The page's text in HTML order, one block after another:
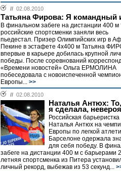
// 02.08.2010
Татьяна Фирова: Я командный
В финальном забеге на дистанции 400 м
российские спортсменки заняли весь
пьедестал. Призер Олимпийских игр в
Пекине в эстафете 4х400 м Татьяна
впервые в карьере добилась крупной
победы. После соревнований
«Времени новостей» Ольга ЕРМОЛИНА
побеседовала с новоиспеченной
Европы... >>
// 02.08.2010
Наталья Антюх:
я сделала,
Российская барьеристка
Наталья Антюх на
Европы по легкой
Барселоне одержала
для себя победу. В
забеге на дистанции 400 м с барьерами
летняя спортсменка из Питера
личный рекорд, выбежав из 53 секунд...